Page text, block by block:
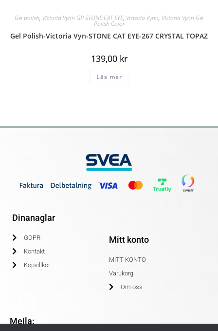
Gel polish, Victoria Vynn GP STONE CAT EYE, Victoria Vynn, Victoria Vynn Gel
Polish Color
Gel Polish-Victoria Vyn-STONE CAT EYE-267 CRYSTAL TOPAZ
139,00 kr
Läs mer
Dinanaglar
GDPR
Kontakt
Köpvillkor
Mitt konto
MITT KONTO
Varukorg
Om oss
Mejla: